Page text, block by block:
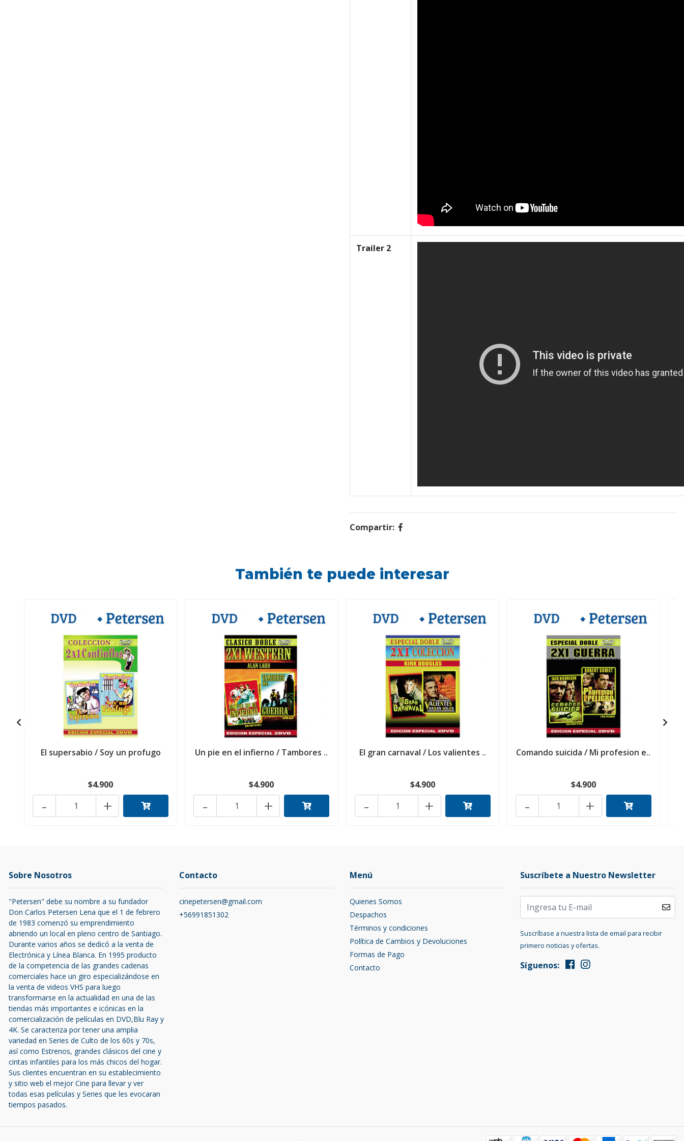
Trailer 2
Compartir:
También te puede interesar
El supersabio / Soy un profugo
$4.900
+
-
Un pie en el infierno / Tambores ..
$4.900
+
-
El gran carnaval / Los valientes ..
$4.900
+
-
Comando suicida / Mi profesion e..
$4.900
+
-
Sobre Nosotros
"Petersen" debe su nombre a su fundador
Don Carlos Petersen Lena que el 1 de febrero
de 1983 comenzó su emprendimiento
abriendo un local en pleno centro de Santiago.
Durante varios años se dedicó a la venta de
Electrónica y Línea Blanca. En 1995 producto
de la competencia de las grandes cadenas
comerciales hace un giro especializándose en
la venta de videos VHS para luego
transformarse en la actualidad en una de las
tiendas más importantes e icónicas en la
comercialización de películas en DVD,Blu Ray y
4K. Se caracteriza por tener una amplia
variedad en Series de Culto de los 60s y 70s,
así como Estrenos, grandes clásicos del cine y
cintas infantiles para los más chicos del hogar.
Sus clientes encuentran en su establecimiento
y sitio web el mejor Cine para llevar y ver
todas esas películas y Series que les evocaran
tiempos pasados.
Contacto
cinepetersen@gmail.com
+56991851302
Menú
Quienes Somos
Despachos
Términos y condiciones
Política de Cambios y Devoluciones
Formas de Pago
Contacto
Suscríbete a Nuestro Newsletter
Suscríbase a nuestra lista de email para recibir
primero noticias y ofertas.
Síguenos: